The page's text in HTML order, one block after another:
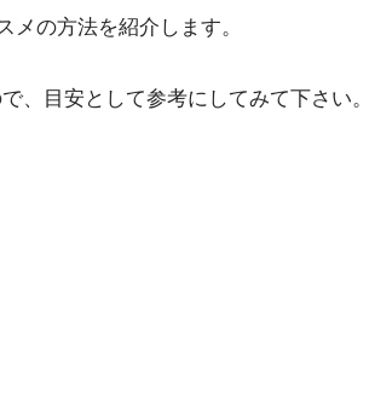
メの方法を紹介します。
、目安として参考にしてみて下さい。